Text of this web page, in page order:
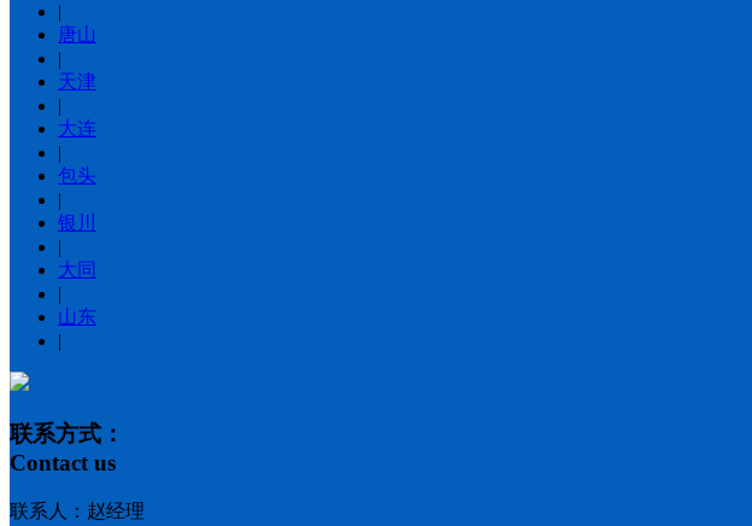
|
唐山
|
天津
|
大连
|
包头
|
银川
|
大同
|
山东
|
联系方式：
Contact us
联系人：赵经理